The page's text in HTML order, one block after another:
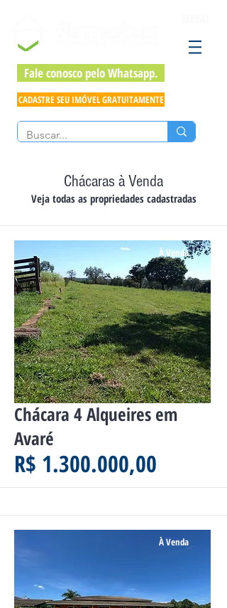
Fale conosco pelo Whatsapp.
CADASTRE SEU IMÓVEL GRATUITAMENTE
Chácaras à Venda
Veja todas as propriedades cadastradas
À Venda
Chácara 4 Alqueires em
Avaré
R$ 1.300.000,00
À Venda